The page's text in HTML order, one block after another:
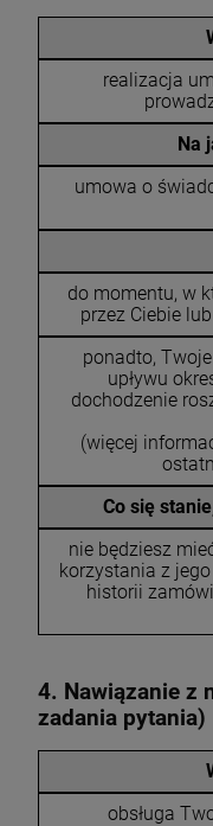
realizacja
Na
umowa o
do momentu, w
przez Ciebie
ponadto,
upływu
dochodzenie
(więcej
Co się
nie będziesz
korzystania z
historii
4. Nawiązanie z
zadania pytania)
obsługa